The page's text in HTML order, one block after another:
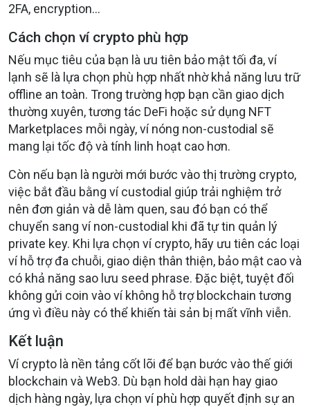
2FA, encryption…
Cách chọn ví crypto phù hợp
Nếu mục tiêu của bạn là ưu tiên bảo mật tối đa, ví
lạnh sẽ là lựa chọn phù hợp nhất nhờ khả năng lưu trữ
offline an toàn. Trong trường hợp bạn cần giao dịch
thường xuyên, tương tác DeFi hoặc sử dụng NFT
Marketplaces mỗi ngày, ví nóng non-custodial sẽ
mang lại tốc độ và tính linh hoạt cao hơn.
Còn nếu bạn là người mới bước vào thị trường crypto,
việc bắt đầu bằng ví custodial giúp trải nghiệm trở
nên đơn giản và dễ làm quen, sau đó bạn có thể
chuyển sang ví non-custodial khi đã tự tin quản lý
private key. Khi lựa chọn ví crypto, hãy ưu tiên các loại
ví hỗ trợ đa chuỗi, giao diện thân thiện, bảo mật cao và
có khả năng sao lưu seed phrase. Đặc biệt, tuyệt đối
không gửi coin vào ví không hỗ trợ blockchain tương
ứng vì điều này có thể khiến tài sản bị mất vĩnh viễn.
Kết luận
Ví crypto là nền tảng cốt lõi để bạn bước vào thế giới
blockchain và Web3. Dù bạn hold dài hạn hay giao
dịch hàng ngày, lựa chọn ví phù hợp quyết định sự an